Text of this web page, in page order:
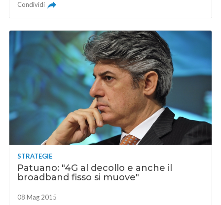
Condividi
STRATEGIE
Patuano: "4G al decollo e anche il
broadband fisso si muove"
08 Mag 2015